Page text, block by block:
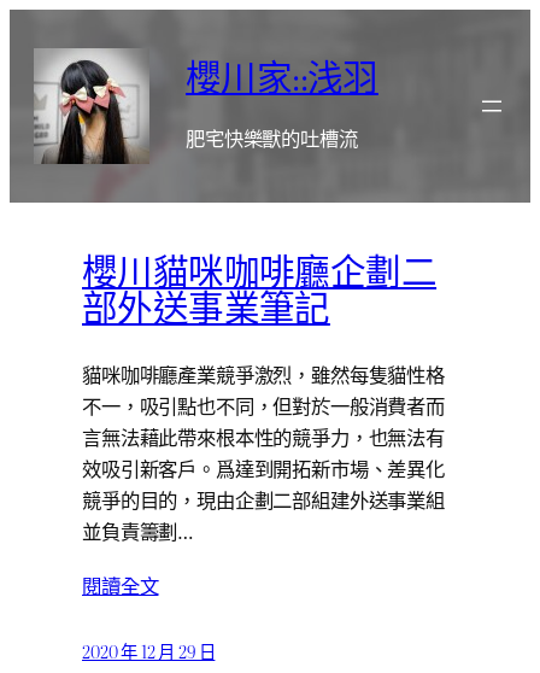
櫻川家::浅羽
肥宅快樂獸的吐槽流
櫻川貓咪咖啡廳企劃二
部外送事業筆記
貓咪咖啡廳產業競爭激烈，雖然每隻貓性格
不一，吸引點也不同，但對於一般消費者而
言無法藉此帶來根本性的競爭力，也無法有
效吸引新客戶。爲達到開拓新市場、差異化
競爭的目的，現由企劃二部組建外送事業組
並負責籌劃…
閱讀全文
2020 年 12 月 29 日